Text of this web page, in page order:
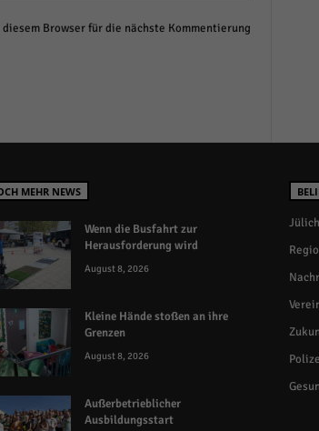
Browser für die nächste Kommentierung
MEHR NEWS
Wenn die Busfahrt zur
Herausforderung wird
August 8, 2026
Kleine Hände stoßen an ihre
Grenzen
August 8, 2026
Außerbetrieblicher
Ausbildungsstart
Jülich